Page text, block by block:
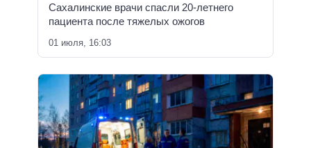
Сахалинские врачи спасли 20-летнего
пациента после тяжелых ожогов
01 июля, 16:03